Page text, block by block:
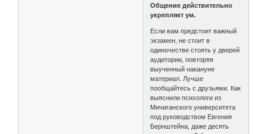
Общение действительно
укрепляет ум.
Если вам предстоит важный
экзамен, не стоит в
одиночестве стоять у дверей
аудитории, повторяя
выученный накануне
материал. Лучше
пообщайтесь с друзьями. Как
выяснили психологи из
Мичиганского университета
под руководством Евгения
Бернштейна, даже десять